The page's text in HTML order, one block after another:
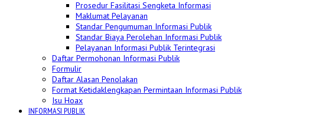
Prosedur Fasilitasi Sengketa Informasi
Maklumat Pelayanan
Standar Pengumuman Informasi Publik
Standar Biaya Perolehan Informasi Publik
Pelayanan Informasi Publik Terintegrasi
Daftar Permohonan Informasi Publik
Formulir
Daftar Alasan Penolakan
Format Ketidaklengkapan Permintaan Informasi Publik
Isu Hoax
INFORMASI PUBLIK